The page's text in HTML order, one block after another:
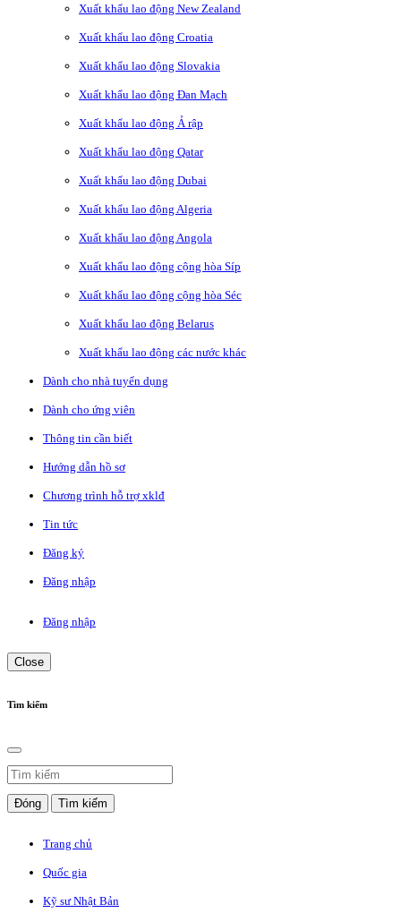
Xuất khẩu lao động New Zealand
Xuất khẩu lao động Croatia
Xuất khẩu lao động Slovakia
Xuất khẩu lao động Đan Mạch
Xuất khẩu lao động Ả rập
Xuất khẩu lao động Qatar
Xuất khẩu lao động Dubai
Xuất khẩu lao động Algeria
Xuất khẩu lao động Angola
Xuất khẩu lao động cộng hòa Síp
Xuất khẩu lao động cộng hòa Séc
Xuất khẩu lao động Belarus
Xuất khẩu lao động các nước khác
Dành cho nhà tuyển dụng
Dành cho ứng viên
Thông tin cần biết
Hướng dẫn hồ sơ
Chương trình hỗ trợ xklđ
Tin tức
Đăng ký
Đăng nhập
Đăng nhập
Close
Tìm kiếm
Đóng Tìm kiếm
Trang chủ
Quốc gia
Kỹ sư Nhật Bản